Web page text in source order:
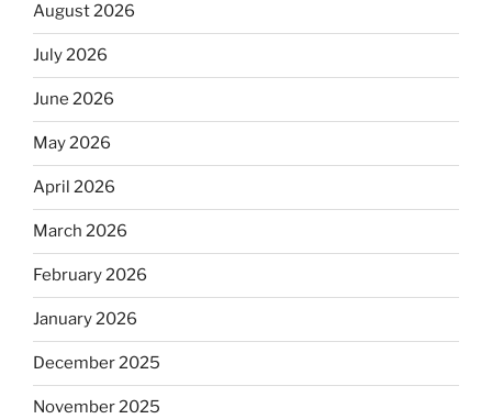
August 2026
July 2026
June 2026
May 2026
April 2026
March 2026
February 2026
January 2026
December 2025
November 2025